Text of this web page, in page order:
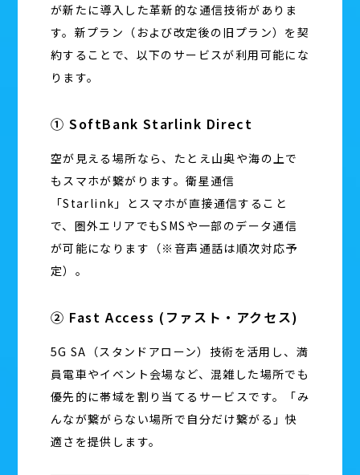
が新たに導入した革新的な通信技術がありま
す。新プラン（および改定後の旧プラン）を契
約することで、以下のサービスが利用可能にな
ります。
① SoftBank Starlink Direct
空が見える場所なら、たとえ山奥や海の上で
もスマホが繋がります。衛星通信
「Starlink」とスマホが直接通信すること
で、圏外エリアでもSMSや一部のデータ通信
が可能になります（※音声通話は順次対応予
定）。
② Fast Access (ファスト・アクセス)
5G SA（スタンドアローン）技術を活用し、満
員電車やイベント会場など、混雑した場所でも
優先的に帯域を割り当てるサービスです。「み
んなが繋がらない場所で自分だけ繋がる」快
適さを提供します。